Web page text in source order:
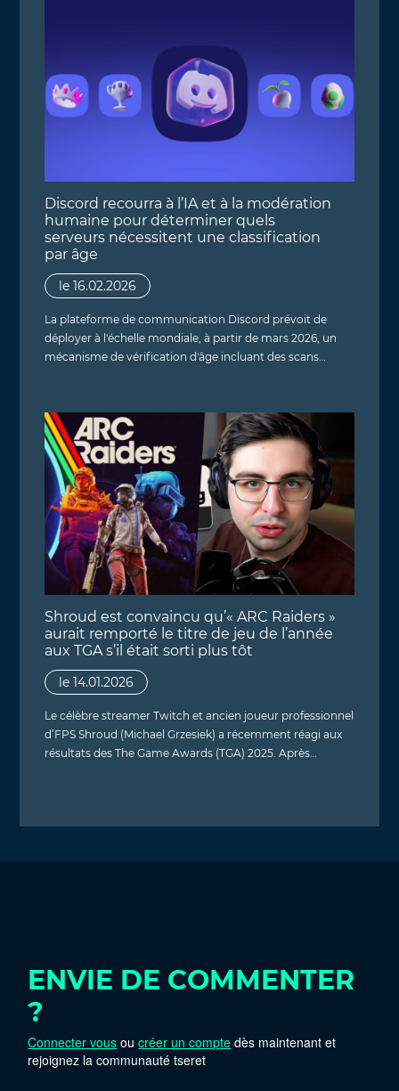
Discord recourra à l’IA et à la modération
humaine pour déterminer quels
serveurs nécessitent une classification
par âge
le 16.02.2026
La plateforme de communication Discord prévoit de
déployer à l'échelle mondiale, à partir de mars 2026, un
mécanisme de vérification d'âge incluant des scans…
Shroud est convaincu qu’« ARC Raiders »
aurait remporté le titre de jeu de l’année
aux TGA s’il était sorti plus tôt
le 14.01.2026
Le célèbre streamer Twitch et ancien joueur professionnel
d’FPS Shroud (Michael Grzesiek) a récemment réagi aux
résultats des The Game Awards (TGA) 2025. Après…
ENVIE DE COMMENTER
?
Connecter vous oucréer un compte dès maintenant et
rejoignez la communauté tseret